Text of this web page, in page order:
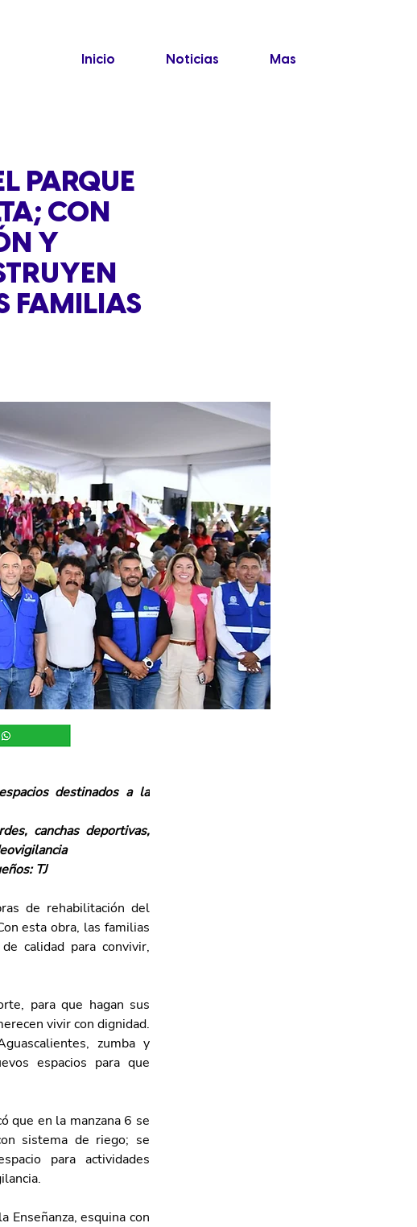
Inicio Noticias Mas
PARQUE
CON
Y
FAMILIAS
destinados a la
canchas deportivas,
TJ
de rehabilitación del
esta obra, las familias
calidad para convivir,
para que hagan sus
vivir con dignidad.
zumba y
espacios para que
que en la manzana 6 se
sistema de riego; se
para actividades
Enseñanza, esquina con